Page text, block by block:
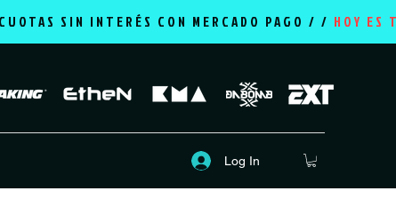
SIN INTERÉS CON MERCADO PAGO / / HOY ES
Log In